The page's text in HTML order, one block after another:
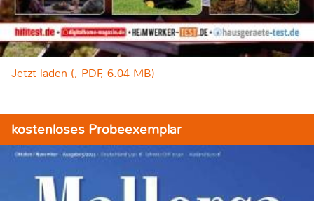
Jetzt laden (, PDF, 6.04 MB)
kostenloses Probeexemplar